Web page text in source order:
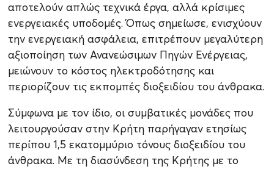
αποτελούν απλώς τεχνικά έργα, αλλά κρίσιμες
ενεργειακές υποδομές. Όπως σημείωσε, ενισχύουν
την ενεργειακή ασφάλεια, επιτρέπουν μεγαλύτερη
αξιοποίηση των Ανανεώσιμων Πηγών Ενέργειας,
μειώνουν το κόστος ηλεκτροδότησης και
περιορίζουν τις εκπομπές διοξειδίου του άνθρακα.
Σύμφωνα με τον ίδιο, οι συμβατικές μονάδες που
λειτουργούσαν στην Κρήτη παρήγαγαν ετησίως
περίπου 1,5 εκατομμύριο τόνους διοξειδίου του
άνθρακα. Με τη διασύνδεση της Κρήτης με το